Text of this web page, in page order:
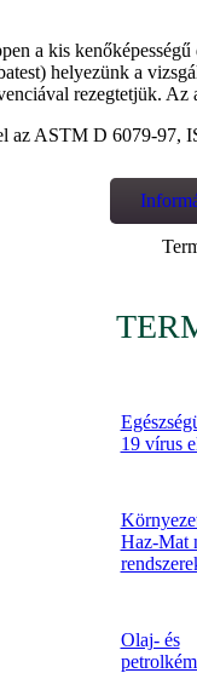
a kis
helyezünk a
rezegtetjük.
az ASTM D 6079-
19 vírus
Haz-Mat
Olaj- és